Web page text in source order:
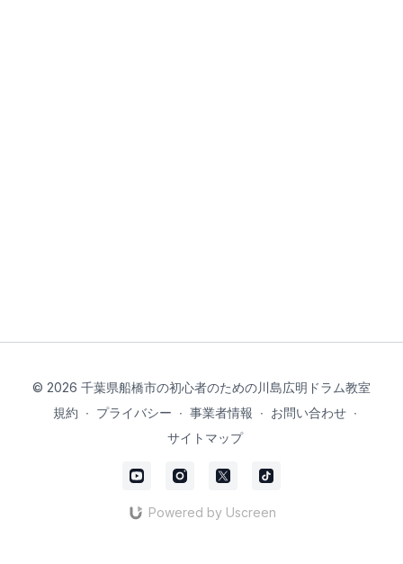
© 2026 千葉県船橋市の初心者のための川島広明ドラム教室
規約 ∙ プライバシー ∙ 事業者情報 ∙ お問い合わせ ∙
サイトマップ
Powered by Uscreen